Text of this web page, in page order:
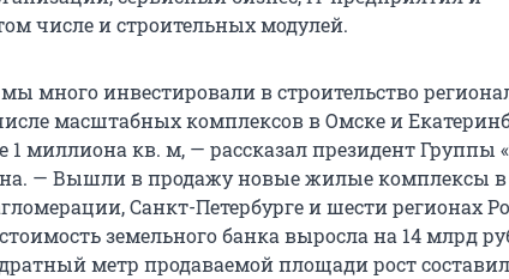
числе и строительных модулей.
много инвестировали в строительство
масштабных комплексов в Омске и
миллиона кв. м, — рассказал президент Группы
— Вышли в продажу новые жилые комплексы в
Санкт-Петербурге и шести регионах
земельного банка выросла на 14 млрд
метр продаваемой площади рост составил